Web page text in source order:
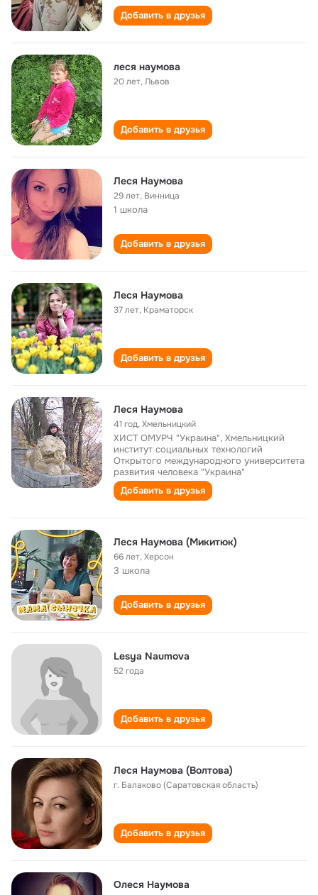
Добавить в друзья
леся наумова
20 лет,Львов
Добавить в друзья
Леся Наумова
29 лет, Винница
1 школа
Добавить в друзья
Леся Наумова
37 лет, Краматорск
Добавить в друзья
Леся Наумова
41 год,Хмельницкий
ХИСТ ОМУРЧ "Украина", Хмельницкий
институт социальных технологий
Открытого международного университета
развития человека "Украина"
Добавить в друзья
Леся Наумова (Микитюк)
66 лет,Херсон
3 школа
Добавить в друзья
Lesya Naumova
52 года
Добавить в друзья
Леся Наумова (Волтова)
г. Балаково (Саратовская область)
Добавить в друзья
Олеся Наумова